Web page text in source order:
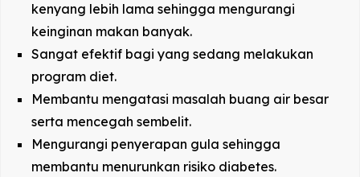
kenyang lebih lama sehingga mengurangi
keinginan makan banyak.
Sangat efektif bagi yang sedang melakukan
program diet.
Membantu mengatasi masalah buang air besar
serta mencegah sembelit.
Mengurangi penyerapan gula sehingga
membantu menurunkan risiko diabetes.